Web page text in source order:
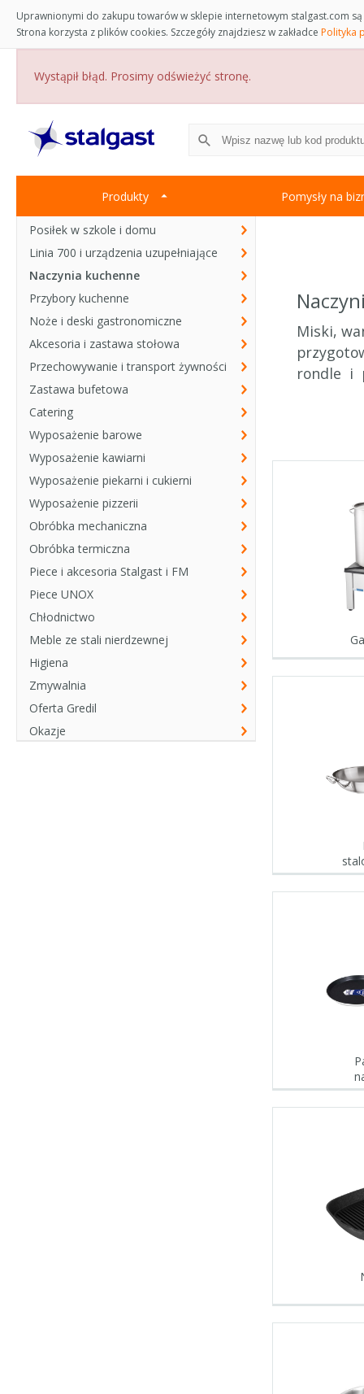
Uprawnionymi do zakupu towarów w sklepie internetowym stalgast.com
Strona korzysta z plików cookies. Szczegóły znajdziesz w zakładce Polityka
Wystąpił błąd. Prosimy odświeżyć stronę.
Produkty Pomysły na
Posiłek w szkole i domu
Linia 700 i urządzenia uzupełniające
Naczynia kuchenne
Przybory kuchenne
Noże i deski gastronomiczne
Akcesoria i zastawa stołowa
Przechowywanie i transport żywności
Zastawa bufetowa
Catering
Wyposażenie barowe
Wyposażenie kawiarni
Wyposażenie piekarni i cukierni
Wyposażenie pizzerii
Obróbka mechaniczna
Obróbka termiczna
Piece i akcesoria Stalgast i FM
Piece UNOX
Chłodnictwo
Meble ze stali nierdzewnej
Higiena
Zmywalnia
Oferta Gredil
Okazje
Miski,
rondle i